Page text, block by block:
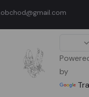
by